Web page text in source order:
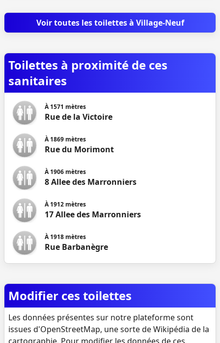
Voir toutes les toilettes à Village-Neuf
Toilettes à proximité de ces
sanitaires
À1571 mètres
Rue de la Victoire
À1869 mètres
Rue du Morimont
À1906 mètres
8 Allee des Marronniers
À1912 mètres
17 Allee des Marronniers
À1918 mètres
Rue Barbanègre
Modifier ces toilettes
Les données présentes sur notre plateforme sont
issues d'OpenStreetMap, une sorte de Wikipédia de la